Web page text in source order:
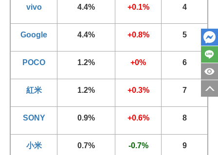
vivo 4.4% +0.1% 4
Google 4.4% +0.8% 5
POCO 1.2% +0% 6
紅米 1.2% +0.3% 7
SONY 0.9% +0.6% 8
小米 0.7% -0.7% 9